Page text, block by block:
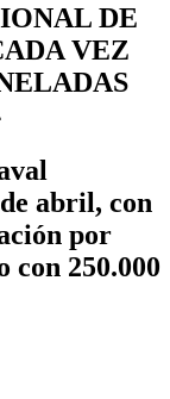
DE
VEZ
abril, con
por
con 250.000